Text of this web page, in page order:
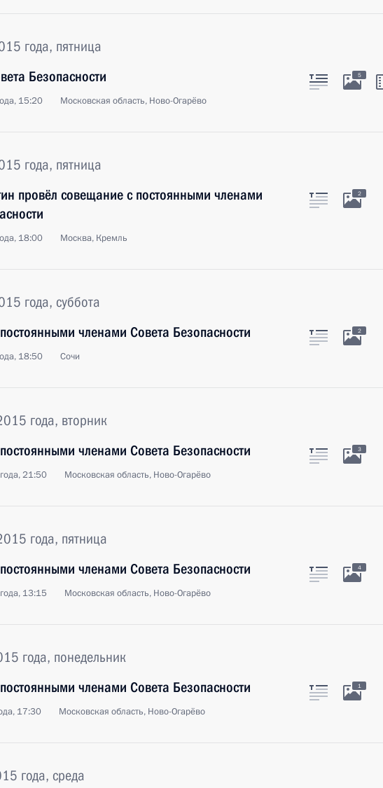
года, пятница
Безопасности
15:20 Московская область, Ново-Огарёво
5
года, пятница
провёл совещание с постоянными членами
18:00 Москва, Кремль
2
года, суббота
членами Совета Безопасности
18:50 Сочи
2
года, вторник
членами Совета Безопасности
21:50 Московская область, Ново-Огарёво
3
года, пятница
членами Совета Безопасности
13:15 Московская область, Ново-Огарёво
4
года, понедельник
членами Совета Безопасности
17:30 Московская область, Ново-Огарёво
1
года, среда